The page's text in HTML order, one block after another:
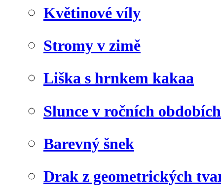
Květinové víly
Stromy v zimě
Liška s hrnkem kakaa
Slunce v ročních obdobích
Barevný šnek
Drak z geometrických